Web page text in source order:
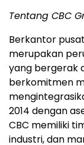
Tentang CBC
Berkantor
merupakan
yang bergerak
berkomitmen
2014 dengan
CBC memiliki
industri, dan